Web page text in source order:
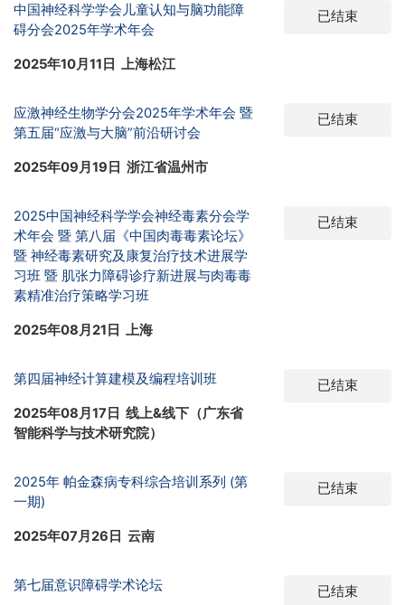
中国神经科学学会儿童认知与脑功能障
碍分会2025年学术年会
2025年10月11日 上海松江
已结束
应激神经生物学分会2025年学术年会 暨
第五届“应激与大脑”前沿研讨会
2025年09月19日 浙江省温州市
已结束
2025中国神经科学学会神经毒素分会学
术年会 暨 第八届《中国肉毒毒素论坛》
暨 神经毒素研究及康复治疗技术进展学
习班 暨 肌张力障碍诊疗新进展与肉毒毒
素精准治疗策略学习班
2025年08月21日 上海
已结束
第四届神经计算建模及编程培训班
2025年08月17日 线上&线下（广东省
智能科学与技术研究院）
已结束
2025年 帕金森病专科综合培训系列 (第
一期)
2025年07月26日 云南
已结束
第七届意识障碍学术论坛 已结束